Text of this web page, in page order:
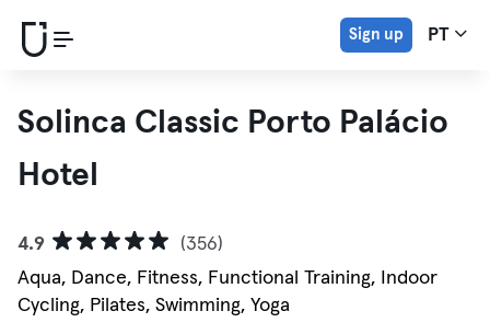
Sign up PT
Solinca Classic Porto Palácio
Hotel
4.9
(356)
Aqua, Dance, Fitness, Functional Training, Indoor
Cycling, Pilates, Swimming, Yoga